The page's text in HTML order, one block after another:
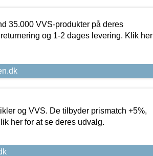
35.000 VVS-produkter på deres
og 1-2 dages levering. Klik her
og VVS. De tilbyder prismatch +5%,
her for at se deres udvalg.